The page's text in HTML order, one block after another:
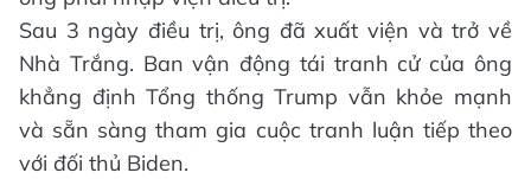
Sau 3 ngày điều trị, ông đã xuất viện và trở về
Nhà Trắng. Ban vận động tái tranh cử của ông
khẳng định Tổng thống Trump vẫn khỏe mạnh
và sẵn sàng tham gia cuộc tranh luận tiếp theo
với đối thủ Biden.